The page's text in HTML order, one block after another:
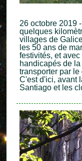
26 octobre 2019
quelques
villages de
les 50 ans de
festivités, et
handicapés de
transporter par
C'est d'ici, avant
Santiago et les